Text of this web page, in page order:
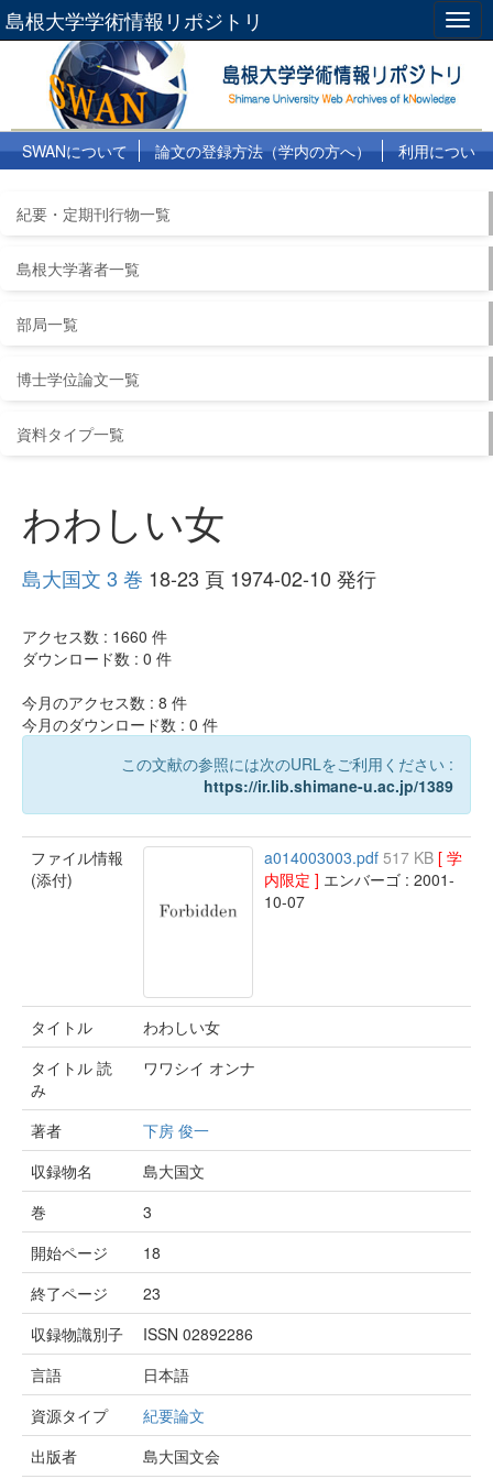
島根大学学術情報リポジトリ
SWANについて 論文の登録方法（学内の方へ）
利用につい
紀要・定期刊行物一覧
島根大学著者一覧
部局一覧
博士学位論文一覧
資料タイプ一覧
わわしい女
島大国文 3 巻 18-23 頁 1974-02-10 発行
アクセス数 : 1660 件
ダウンロード数 : 0 件
今月のアクセス数 : 8 件
今月のダウンロード数 : 0 件
この文献の参照には次のURLをご利用ください :
https://ir.lib.shimane-u.ac.jp/1389
ファイル情報
(添付)
a014003003.pdf 517 KB [ 学
内限定 ] エンバーゴ : 2001-
10-07
タイトル
わわしい女
タイトル 読
み
ワワシイ オンナ
著者
下房 俊一
収録物名
島大国文
巻
3
開始ページ
18
終了ページ
23
収録物識別子
ISSN 02892286
言語
日本語
資源タイプ
紀要論文
出版者
島大国文会